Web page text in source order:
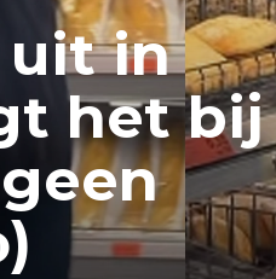
uit in
het bij